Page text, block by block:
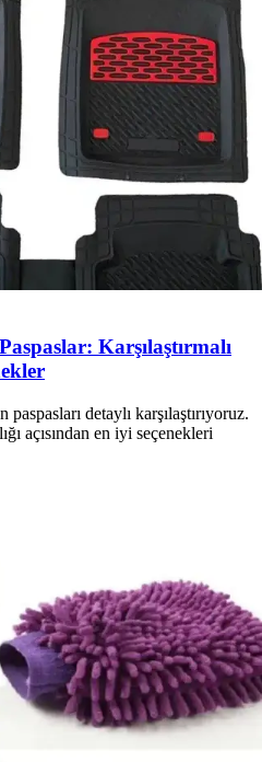
Karşılaştırmalı
detaylı karşılaştırıyoruz.
açısından en iyi seçenekleri